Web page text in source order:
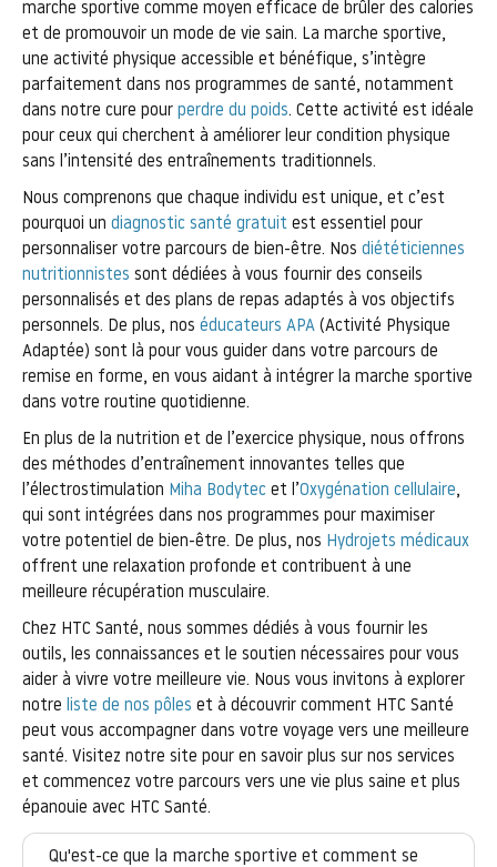
marche sportive comme moyen efficace de brûler des calories
et de promouvoir un mode de vie sain. La marche sportive,
une activité physique accessible et bénéfique, s’intègre
parfaitement dans nos programmes de santé, notamment
dans notre cure pour perdre du poids. Cette activité est idéale
pour ceux qui cherchent à améliorer leur condition physique
sans l’intensité des entraînements traditionnels.
Nous comprenons que chaque individu est unique, et c’est
pourquoi un diagnostic santé gratuit est essentiel pour
personnaliser votre parcours de bien-être. Nos diététiciennes
nutritionnistes sont dédiées à vous fournir des conseils
personnalisés et des plans de repas adaptés à vos objectifs
personnels. De plus, nos éducateurs APA (Activité Physique
Adaptée) sont là pour vous guider dans votre parcours de
remise en forme, en vous aidant à intégrer la marche sportive
dans votre routine quotidienne.
En plus de la nutrition et de l’exercice physique, nous offrons
des méthodes d’entraînement innovantes telles que
l’électrostimulation Miha Bodytec et l’Oxygénation cellulaire,
qui sont intégrées dans nos programmes pour maximiser
votre potentiel de bien-être. De plus, nos Hydrojets médicaux
offrent une relaxation profonde et contribuent à une
meilleure récupération musculaire.
Chez HTC Santé, nous sommes dédiés à vous fournir les
outils, les connaissances et le soutien nécessaires pour vous
aider à vivre votre meilleure vie. Nous vous invitons à explorer
notre liste de nos pôles et à découvrir comment HTC Santé
peut vous accompagner dans votre voyage vers une meilleure
santé. Visitez notre site pour en savoir plus sur nos services
et commencez votre parcours vers une vie plus saine et plus
épanouie avec HTC Santé.
Qu'est-ce que la marche sportive et comment se